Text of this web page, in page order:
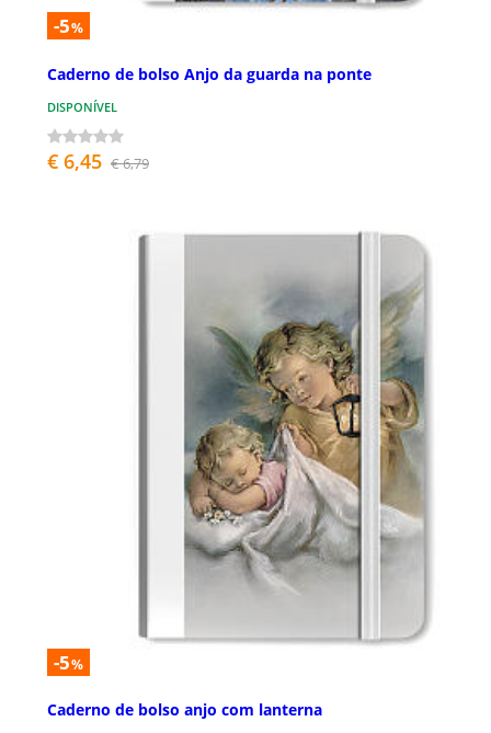
-5%
Caderno de bolso Anjo da guarda na ponte
DISPONÍVEL
€ 6,45 € 6,79
-5%
Caderno de bolso anjo com lanterna